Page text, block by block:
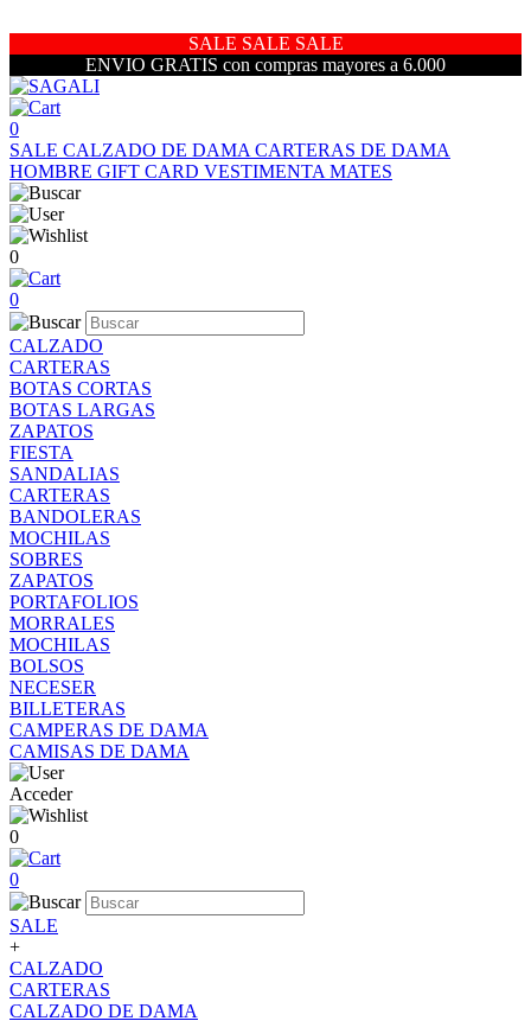
SALE SALE SALE
ENVIO GRATIS con compras mayores a 6.000
0
SALE CALZADO DE DAMA CARTERAS DE DAMA
HOMBRE GIFT CARD VESTIMENTA MATES
0
0
CALZADO
CARTERAS
BOTAS CORTAS
BOTAS LARGAS
ZAPATOS
FIESTA
SANDALIAS
CARTERAS
BANDOLERAS
MOCHILAS
SOBRES
ZAPATOS
PORTAFOLIOS
MORRALES
MOCHILAS
BOLSOS
NECESER
BILLETERAS
CAMPERAS DE DAMA
CAMISAS DE DAMA
Acceder
0
0
SALE
+
CALZADO
CARTERAS
CALZADO DE DAMA